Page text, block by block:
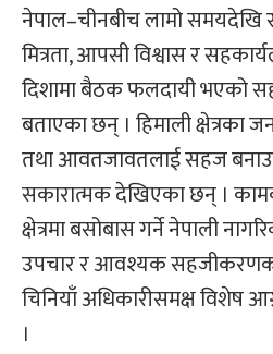
नेपाल–चीनबीच लामो
मित्रता, आपसी विश्वास र
दिशामा बैठक फलदायी भएको
बताएका छन् । हिमाली क्षेत्रका
तथा आवतजावतलाई सहज
सकारात्मक देखिएका छन् ।
क्षेत्रमा बसोबास गर्ने नेपाली
उपचार र आवश्यक
चिनियाँ अधिकारीसमक्ष विशेष
।